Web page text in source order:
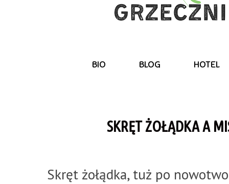
BIO BLOG HOTEL
SKRĘT ŻOŁĄDKA A
Skręt żołądka, tuż po